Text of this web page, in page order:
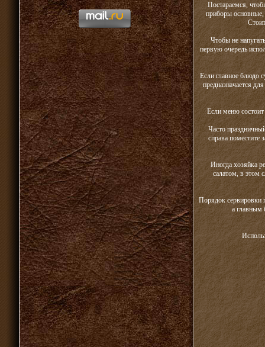
Постараемся,
приборы основные,
Чтобы не
первую очередь
Если главное блюдо
предназначается
Если меню
Часто
справа поместите
Иногда хозяйка
салатом, в этом
Порядок сервировки
а главным